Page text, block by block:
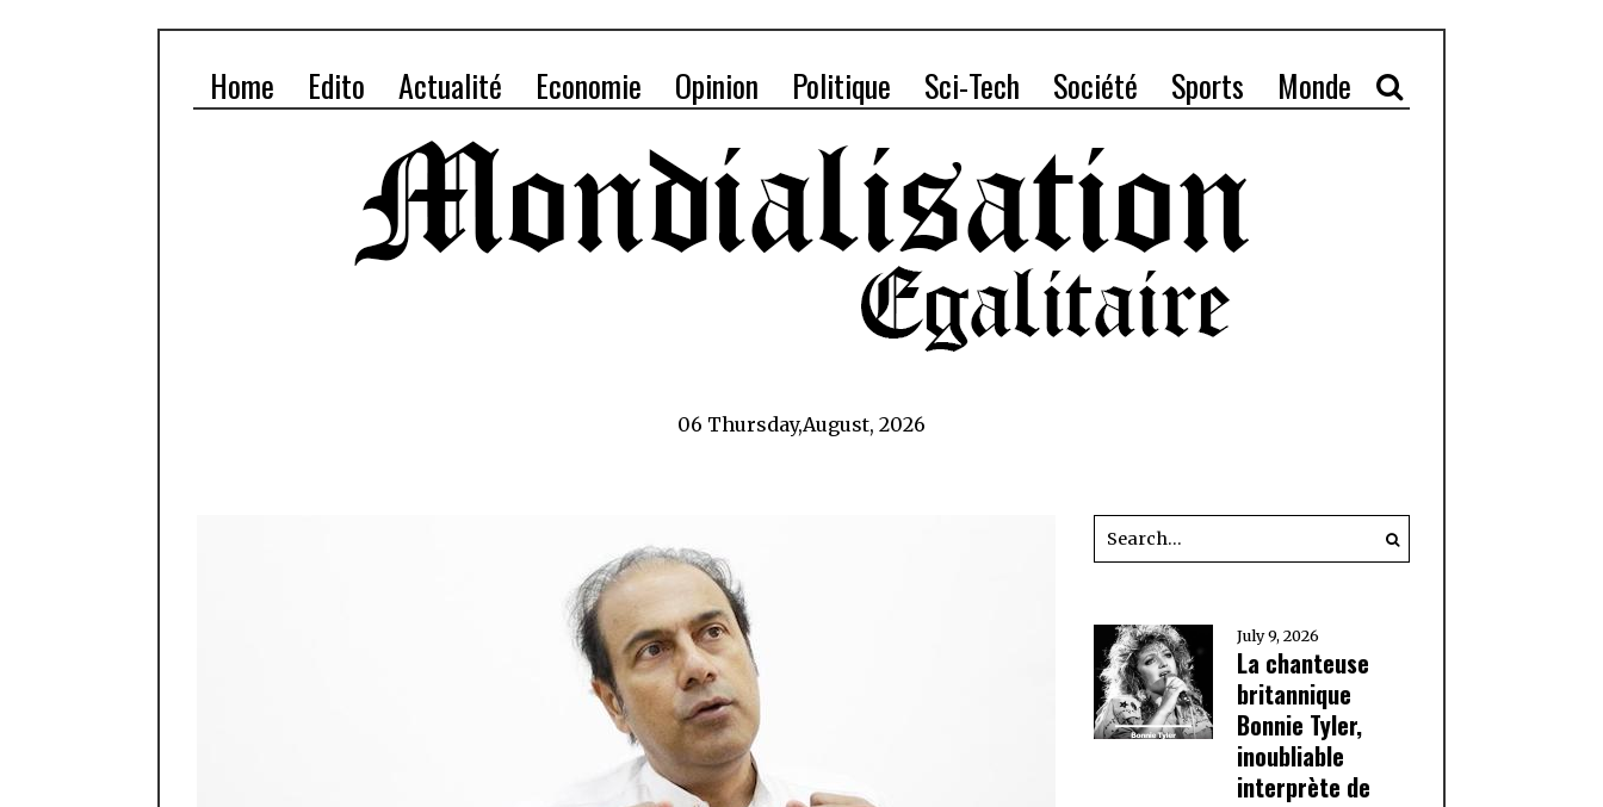
Home Edito Actualité Economie Opinion Politique Sci-Tech Société Sports Monde
06 Thursday,August, 2026
July 9, 2026
La chanteuse
britannique
Bonnie Tyler,
inoubliable
interprète de